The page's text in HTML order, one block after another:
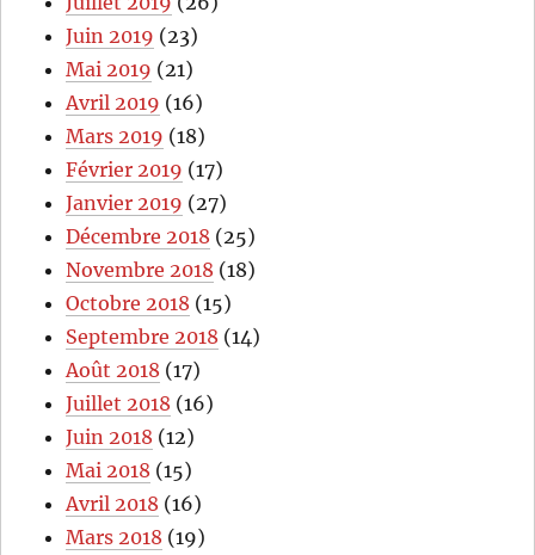
Juin 2019 (23)
Mai 2019 (21)
Avril 2019 (16)
Mars 2019 (18)
Février 2019 (17)
Janvier 2019 (27)
Décembre 2018 (25)
Novembre 2018 (18)
Octobre 2018 (15)
Septembre 2018 (14)
Août 2018 (17)
Juillet 2018 (16)
Juin 2018 (12)
Mai 2018 (15)
Avril 2018 (16)
Mars 2018 (19)